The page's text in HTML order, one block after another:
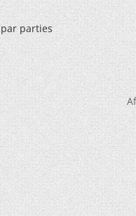
parties